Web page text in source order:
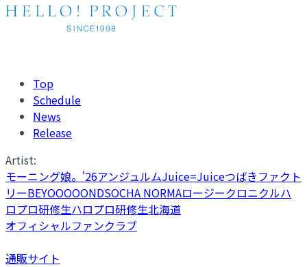
Top
Schedule
News
Release
Artist:
モーニング娘。'26アンジュルムJuice=Juiceつばきファクト
リーBEYOOOOONDSOCHA NORMAロージークロニクルハ
ロプロ研修生ハロプロ研修生北海道
オフィシャルファンクラブ
通販サイト